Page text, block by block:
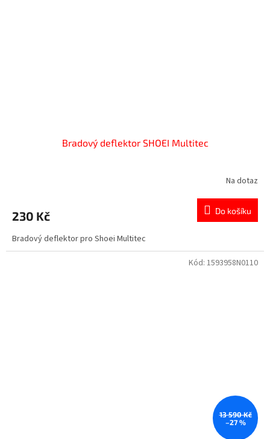
Bradový deflektor SHOEI Multitec
Na dotaz
230 Kč Do košíku
Bradový deflektor pro Shoei Multitec
13 590 Kč
–27 %
Kód: 1593958N0110